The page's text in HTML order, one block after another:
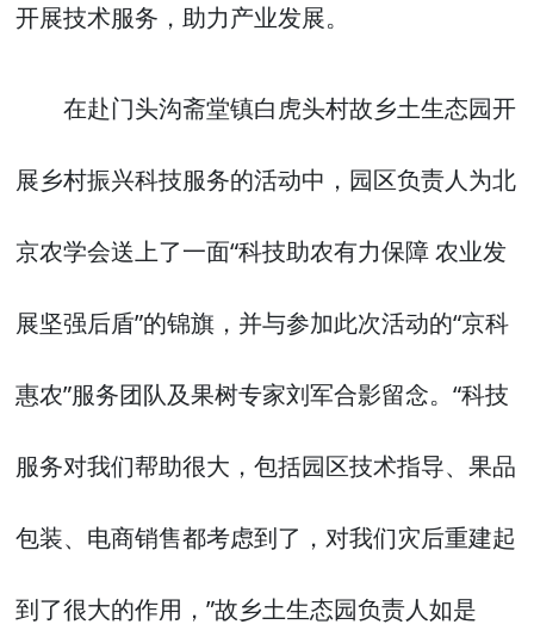
开展技术服务，助力产业发展。
在赴门头沟斋堂镇白虎头村故乡土生态园开
展乡村振兴科技服务的活动中，园区负责人为北
京农学会送上了一面“科技助农有力保障 农业发
展坚强后盾”的锦旗，并与参加此次活动的“京科
惠农”服务团队及果树专家刘军合影留念。“科技
服务对我们帮助很大，包括园区技术指导、果品
包装、电商销售都考虑到了，对我们灾后重建起
到了很大的作用，”故乡土生态园负责人如是